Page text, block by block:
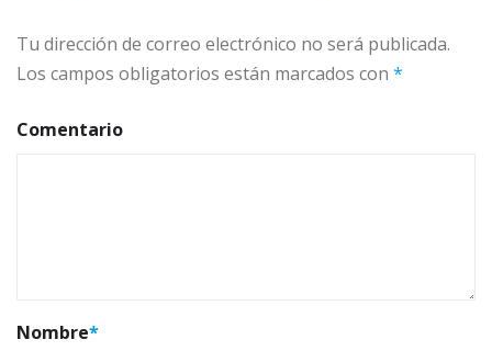
Tu dirección de correo electrónico no será publicada.
Los campos obligatorios están marcados con *
Comentario
Nombre*